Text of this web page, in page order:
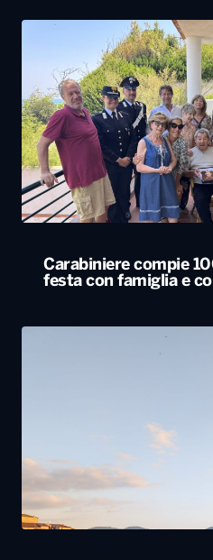
Carabiniere compie
festa con famiglia e